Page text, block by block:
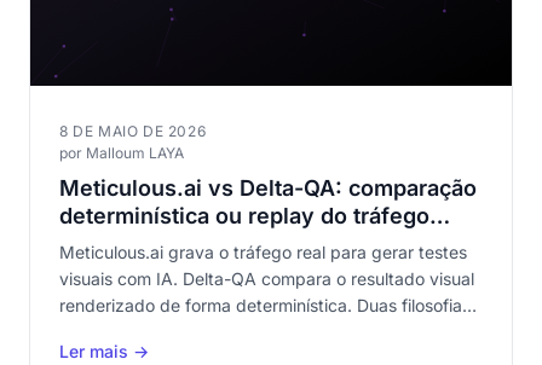
8 DE MAIO DE 2026
por Malloum LAYA
Meticulous.ai vs Delta-QA: comparação
determinística ou replay do tráfego
real?
Meticulous.ai grava o tráfego real para gerar testes
visuais com IA. Delta-QA compara o resultado visual
renderizado de forma determinística. Duas filosofias
Ler mais →